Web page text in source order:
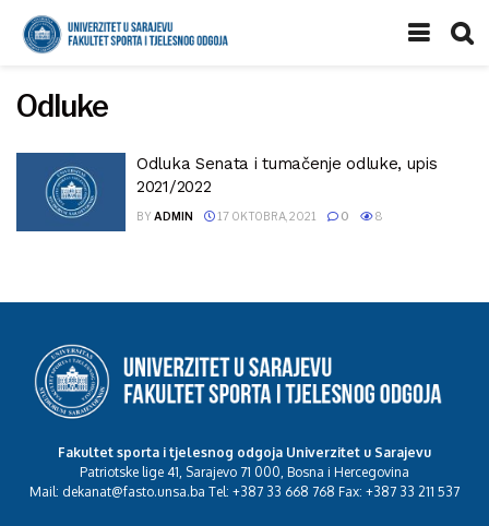
Odluke
Odluka Senata i tumačenje odluke, upis
2021/2022
BY ADMIN 17 OKTOBRA, 2021 0 8
Fakultet sporta i tjelesnog odgoja Univerzitet u Sarajevu
Patriotske lige 41, Sarajevo 71 000, Bosna i Hercegovina
Mail: dekanat@fasto.unsa.ba Tel: +387 33 668 768 Fax: +387 33 211 537